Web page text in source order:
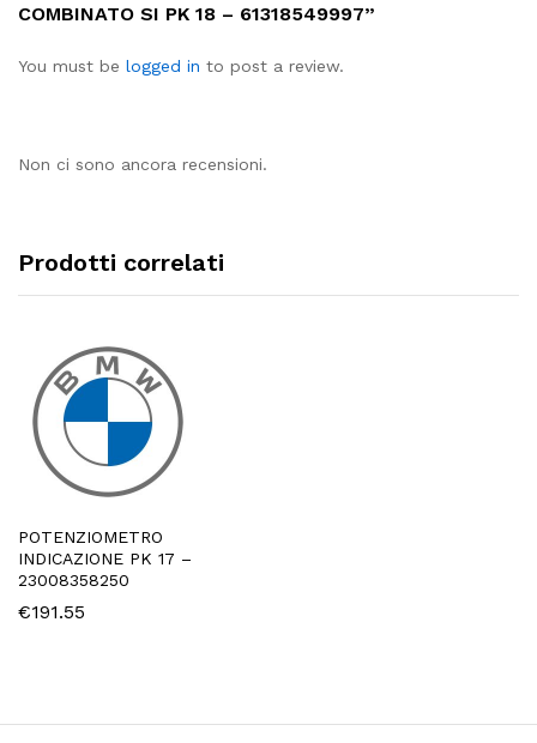
COMBINATO SI PK 18 – 61318549997”
You must be logged in to post a review.
Non ci sono ancora recensioni.
Prodotti correlati
POTENZIOMETRO
INDICAZIONE PK 17 –
23008358250
€191.55